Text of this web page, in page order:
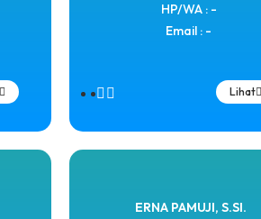
HP/WA : -
Email : -
Lihat
ERNA PAMUJI, S.SI.